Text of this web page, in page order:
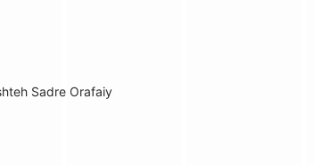
Sadre Orafaiy